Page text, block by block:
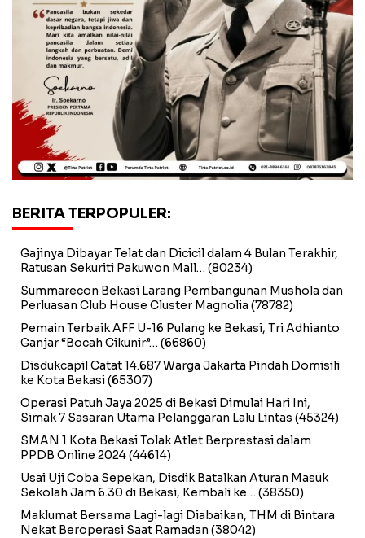
BERITA TERPOPULER:
Gajinya Dibayar Telat dan Dicicil dalam 4 Bulan Terakhir,
Ratusan Sekuriti Pakuwon Mall… (80234)
Summarecon Bekasi Larang Pembangunan Mushola dan
Perluasan Club House Cluster Magnolia (78782)
Pemain Terbaik AFF U-16 Pulang ke Bekasi, Tri Adhianto
Ganjar “Bocah Cikunir”… (66860)
Disdukcapil Catat 14.687 Warga Jakarta Pindah Domisili
ke Kota Bekasi(65307)
Operasi Patuh Jaya 2025 di Bekasi Dimulai Hari Ini,
Simak 7 Sasaran Utama Pelanggaran Lalu Lintas (45324)
SMAN 1 Kota Bekasi Tolak Atlet Berprestasi dalam
PPDB Online 2024(44614)
Usai Uji Coba Sepekan, Disdik Batalkan Aturan Masuk
Sekolah Jam 6.30 di Bekasi, Kembali ke… (38350)
Maklumat Bersama Lagi-lagi Diabaikan, THM di Bintara
Nekat Beroperasi Saat Ramadan (38042)